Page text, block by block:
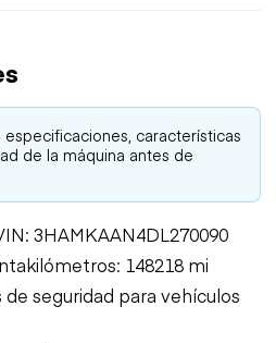
especificaciones, características
de la máquina antes de
3HAMKAAN4DL270090
148218 mi
seguridad para vehículos